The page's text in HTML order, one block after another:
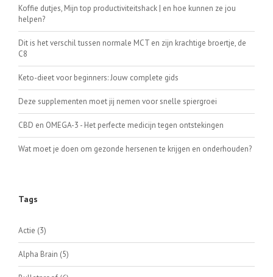
Koffie dutjes, Mijn top productiviteitshack | en hoe kunnen ze jou
helpen?
Dit is het verschil tussen normale MCT en zijn krachtige broertje, de
C8
Keto-dieet voor beginners: Jouw complete gids
Deze supplementen moet jij nemen voor snelle spiergroei
CBD en OMEGA-3 - Het perfecte medicijn tegen ontstekingen
Wat moet je doen om gezonde hersenen te krijgen en onderhouden?
Tags
Actie (3)
Alpha Brain (5)